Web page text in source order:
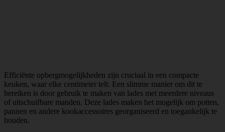
Efficiënte opbergmogelijkheden zijn cruciaal in een compacte
keuken, waar elke centimeter telt. Een slimme manier om dit te
bereiken is door gebruik te maken van lades met meerdere niveaus
of uitschuifbare manden. Deze lades maken het mogelijk om potten,
pannen en andere kookaccessoires georganiseerd en toegankelijk te
houden.